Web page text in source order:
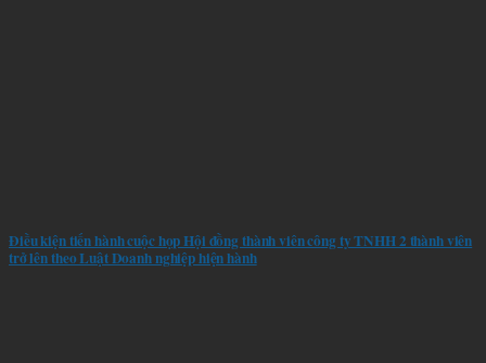
Điều kiện tiến hành cuộc họp Hội đồng thành viên công ty TNHH 2 thành viên
trở lên theo Luật Doanh nghiệp hiện hành